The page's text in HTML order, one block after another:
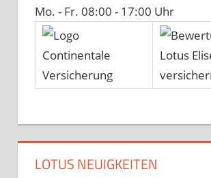
Mo. - Fr. 08:00 - 17:00 Uhr
LOTUS NEUIGKEITEN